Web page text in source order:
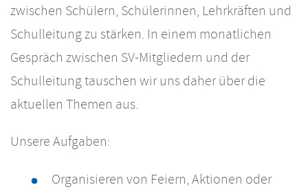
zwischen Schülern, Schülerinnen, Lehrkräften und
Schulleitung zu stärken. In einem monatlichen
Gespräch zwischen SV-Mitgliedern und der
Schulleitung tauschen wir uns daher über die
aktuellen Themen aus.
Unsere Aufgaben:
Organisieren von Feiern, Aktionen oder